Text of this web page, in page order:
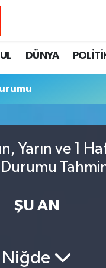
DÜNYA
Yarın ve 1
ŞU AN
Niğde
Durumu ve Fikstür